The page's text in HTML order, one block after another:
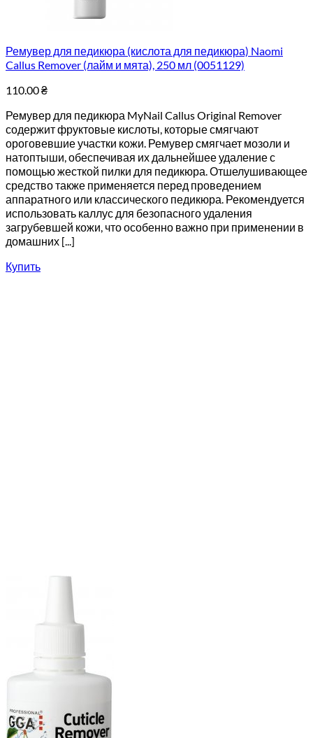
Ремувер для педикюра (кислота для педикюра) Naomi
Callus Remover (лайм и мята), 250 мл (0051129)
110.00₴
Ремувер для педикюра MyNail Callus Original Remover
содержит фруктовые кислоты, которые смягчают
ороговевшие участки кожи. Ремувер смягчает мозоли и
натоптыши, обеспечивая их дальнейшее удаление с
помощью жесткой пилки для педикюра. Отшелушивающее
средство также применяется перед проведением
аппаратного или классического педикюра. Рекомендуется
использовать каллус для безопасного удаления
загрубевшей кожи, что особенно важно при применении в
домашних [...]
Купить